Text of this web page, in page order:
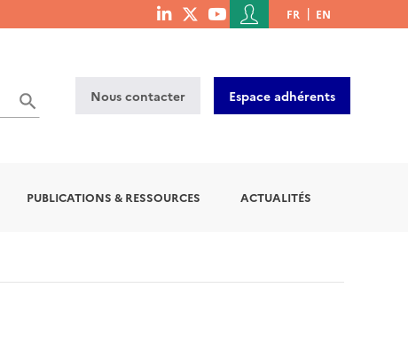
menu
Menu
du
de
l'utilisateur
FR EN
Nous contacter Espace adhérents
PUBLICATIONS & RESSOURCES ACTUALITÉS